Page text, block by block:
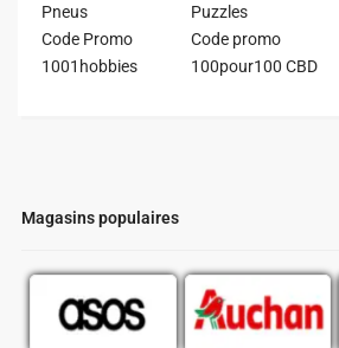
Magasins populaires
Pneus
Puzzles
Code Promo
1001hobbies
Code promo
100pour100 CBD